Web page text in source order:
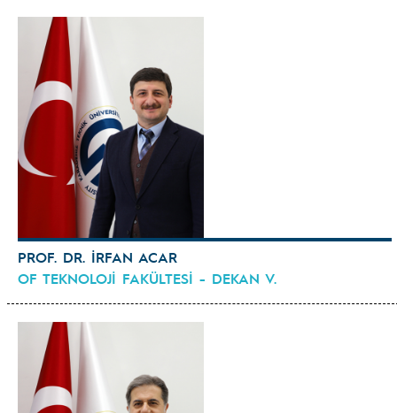
PROF. DR. İRFAN ACAR
OF TEKNOLOJİ FAKÜLTESİ - DEKAN V.